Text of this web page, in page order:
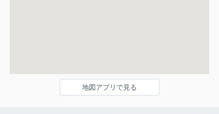
地図アプリで見る